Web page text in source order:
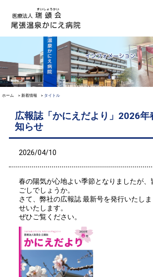
ホーム 新着情報 タイトル
広報誌「かにえだより」2026年
知らせ
2026/04/10
春の陽気が心地よい季節となりましたが、
ごしでしょうか。
さて、弊社の広報誌 最新号を発行いたし
せいたします。
ぜひご覧ください。